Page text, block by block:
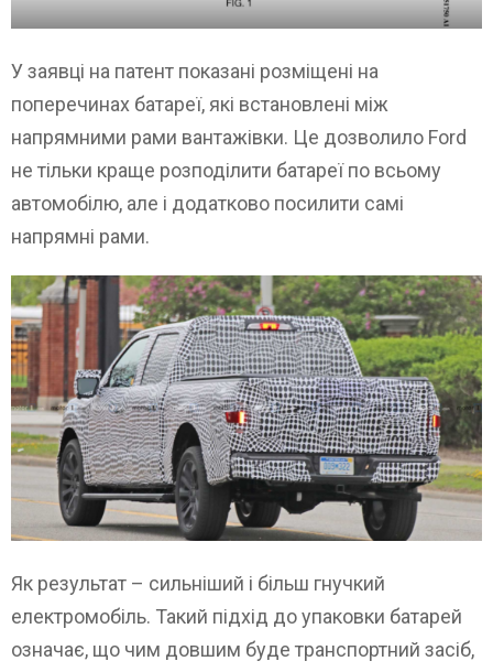
У заявці на патент показані розміщені на
поперечинах батареї, які встановлені між
напрямними рами вантажівки. Це дозволило Ford
не тільки краще розподілити батареї по всьому
автомобілю, але і додатково посилити самі
напрямні рами.
Як результат – сильніший і більш гнучкий
електромобіль. Такий підхід до упаковки батарей
означає, що чим довшим буде транспортний засіб,